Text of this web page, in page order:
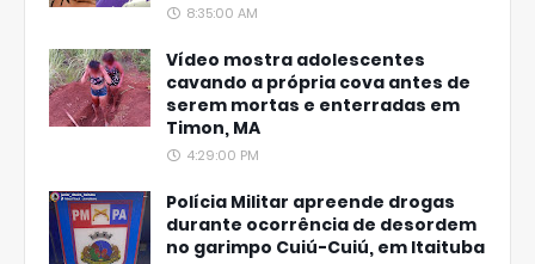
8:35:00 AM
Vídeo mostra adolescentes
cavando a própria cova antes de
serem mortas e enterradas em
Timon, MA
4:29:00 PM
Polícia Militar apreende drogas
durante ocorrência de desordem
no garimpo Cuiú-Cuiú, em Itaituba